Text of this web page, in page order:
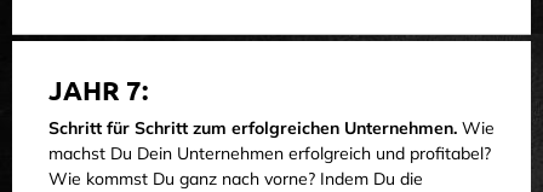
JAHR 7:
Schritt für Schritt zum erfolgreichen Unternehmen. Wie
machst Du Dein Unternehmen erfolgreich und profitabel?
Wie kommst Du ganz nach vorne? Indem Du die